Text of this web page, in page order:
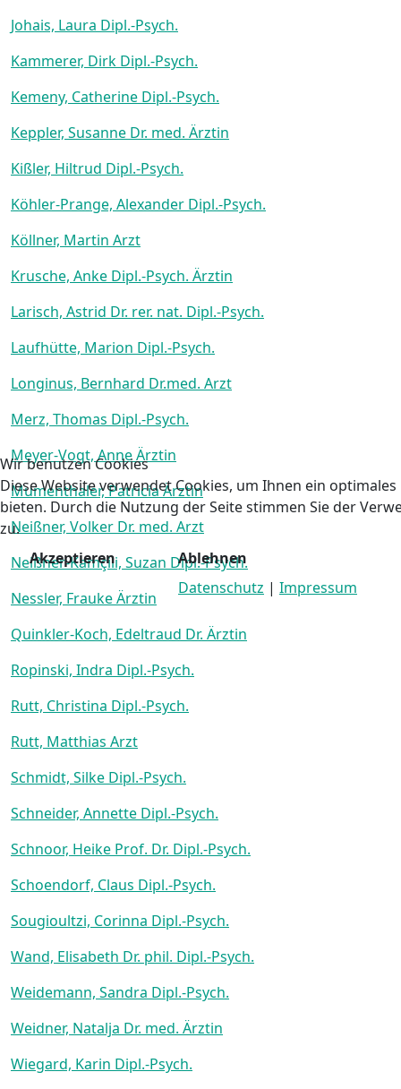
Johais, Laura Dipl.-Psych.
Kammerer, Dirk Dipl.-Psych.
Kemeny, Catherine Dipl.-Psych.
Keppler, Susanne Dr. med. Ärztin
Kißler, Hiltrud Dipl.-Psych.
Köhler-Prange, Alexander Dipl.-Psych.
Köllner, Martin Arzt
Krusche, Anke Dipl.-Psych. Ärztin
Larisch, Astrid Dr. rer. nat. Dipl.-Psych.
Laufhütte, Marion Dipl.-Psych.
Longinus, Bernhard Dr.med. Arzt
Merz, Thomas Dipl.-Psych.
Meyer-Vogt, Anne Ärztin
Mumenthaler, Patricia Ärztin
Neißner, Volker Dr. med. Arzt
Neißner-Kamçili, Suzan Dipl.-Psych.
Nessler, Frauke Ärztin
Quinkler-Koch, Edeltraud Dr. Ärztin
Ropinski, Indra Dipl.-Psych.
Rutt, Christina Dipl.-Psych.
Rutt, Matthias Arzt
Schmidt, Silke Dipl.-Psych.
Schneider, Annette Dipl.-Psych.
Schnoor, Heike Prof. Dr. Dipl.-Psych.
Schoendorf, Claus Dipl.-Psych.
Sougioultzi, Corinna Dipl.-Psych.
Wand, Elisabeth Dr. phil. Dipl.-Psych.
Weidemann, Sandra Dipl.-Psych.
Weidner, Natalja Dr. med. Ärztin
Wiegard, Karin Dipl.-Psych.
Wir benutzen Cookies
Diese Website verwendet Cookies, um Ihnen ein
bieten. Durch die Nutzung der Seite stimmen Sie der
zu.
Akzeptieren
Ablehnen
Datenschutz | Impressum